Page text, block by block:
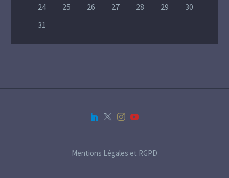
24
25 26 27 28 29
30
31
Mentions Légales et RGPD